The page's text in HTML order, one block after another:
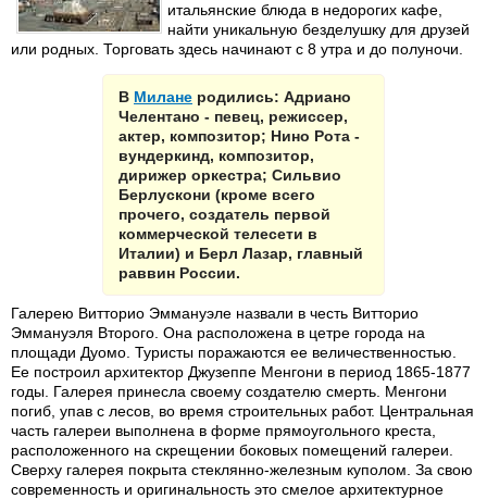
итальянские блюда в недорогих кафе,
найти уникальную безделушку для друзей
или родных. Торговать здесь начинают с 8 утра и до полуночи.
В Милане родились: Адриано
Челентано - певец, режиссер,
актер, композитор; Нино Рота -
вундеркинд, композитор,
дирижер оркестра; Сильвио
Берлускони (кроме всего
прочего, создатель первой
коммерческой телесети в
Италии) и Берл Лазар, главный
раввин России.
Галерею Витторио Эммануэле назвали в честь Витторио
Эммануэля Второго. Она расположена в цетре города на
площади Дуомо. Туристы поражаются ее величественностью.
Ее построил архитектор Джузеппе Менгони в период 1865-1877
годы. Галерея принесла своему создателю смерть. Менгони
погиб, упав с лесов, во время строительных работ. Центральная
часть галереи выполнена в форме прямоугольного креста,
расположенного на скрещении боковых помещений галереи.
Сверху галерея покрыта стеклянно-железным куполом. За свою
современность и оригинальность это смелое архитектурное